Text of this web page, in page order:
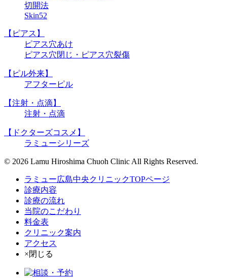
切開法
Skin52
【ピアス】
ピアス穴あけ
ピアス穴閉じ・ピアス穴裂傷
【ピル外来】
アフターピル
【注射・点滴】
注射・点滴
【ドクターズコスメ】
ラミューシリーズ
© 2026 Lamu Hiroshima Chuoh Clinic All Rights Reserved.
ラミュー広島中央クリニックTOPページ
診療内容
診療の流れ
当院のこだわり
料金表
クリニック案内
アクセス
×閉じる